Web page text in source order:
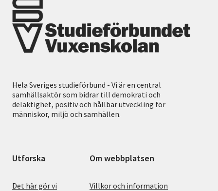
Hela Sveriges studieförbund - Vi är en central
samhällsaktör som bidrar till demokrati och
delaktighet, positiv och hållbar utveckling för
människor, miljö och samhällen.
Utforska
Det här gör vi
Om webbplatsen
Villkor och information